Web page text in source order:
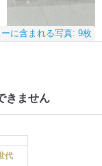
に含まれる写真: 9枚
きません